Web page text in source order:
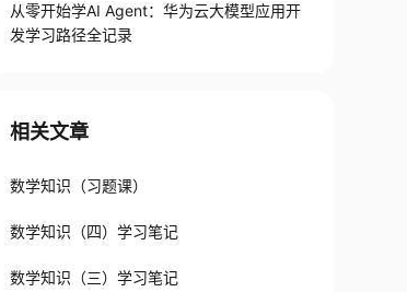
从零开始学AI Agent：华为云大模型应用开
发学习路径全记录
相关文章
数学知识（习题课）
数学知识（四）学习笔记
数学知识（三）学习笔记